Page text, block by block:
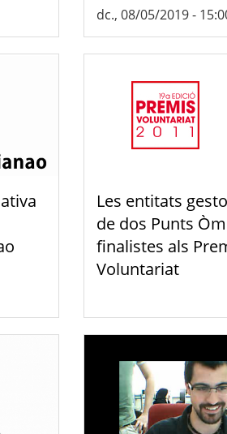
dc., 08/05/2019 -
Les entitats
de dos Punts
finalistes als
Voluntariat